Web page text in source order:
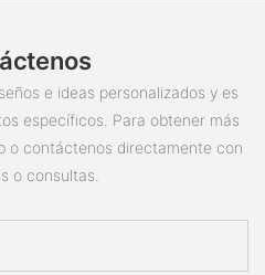
e ideas personalizados y es
específicos. Para obtener más
o contáctenos directamente con
o consultas.